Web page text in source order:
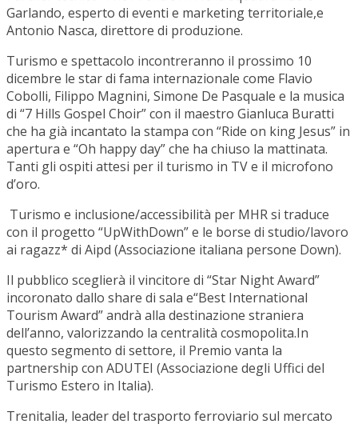
Garlando, esperto di eventi e marketing territoriale,e
Antonio Nasca, direttore di produzione.
Turismo e spettacolo incontreranno il prossimo 10
dicembre le star di fama internazionale come Flavio
Cobolli, Filippo Magnini, Simone De Pasquale e la musica
di “7 Hills Gospel Choir” con il maestro Gianluca Buratti
che ha già incantato la stampa con “Ride on king Jesus” in
apertura e “Oh happy day” che ha chiuso la mattinata.
Tanti gli ospiti attesi per il turismo in TV e il microfono
d’oro.
Turismo e inclusione/accessibilità per MHR si traduce
con il progetto “UpWithDown” e le borse di studio/lavoro
ai ragazz* di Aipd (Associazione italiana persone Down).
Il pubblico sceglierà il vincitore di “Star Night Award”
incoronato dallo share di sala e“Best International
Tourism Award” andrà alla destinazione straniera
dell’anno, valorizzando la centralità cosmopolita.In
questo segmento di settore, il Premio vanta la
partnership con ADUTEI (Associazione degli Uffici del
Turismo Estero in Italia).
Trenitalia, leader del trasporto ferroviario sul mercato